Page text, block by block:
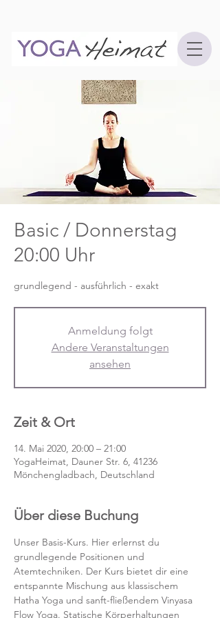
Basic / Donnerstag
20:00 Uhr
grundlegend - ausführlich - exakt
Anmeldung folgt
Andere Veranstaltungen
ansehen
Zeit & Ort
14. Mai 2020, 20:00 – 21:00
YogaHeimat, Dauner Str. 6, 41236
Mönchengladbach, Deutschland
Über diese Buchung
Unser Basis-Kurs. Hier erlernst du
grundlegende Positionen und
Atemtechniken. Der Kurs bietet dir eine
entspannte Mischung aus klassischem
Hatha Yoga und sanft-fließendem Vinyasa
Flow Yoga. Statische Körperhaltungen